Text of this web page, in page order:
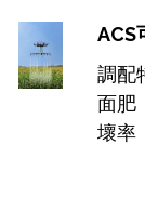
ACS
調配
面肥
壞率